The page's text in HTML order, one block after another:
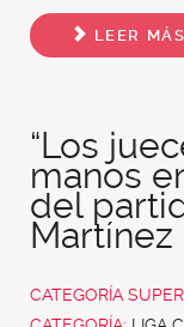
Share
LEER
“Los
manos
del
Martínez
CATEGORÍA